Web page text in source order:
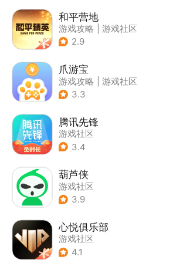
和平营地
游戏攻略
游戏社区
2.9
爪游宝
游戏攻略
游戏社区
3.3
腾讯先锋
游戏社区
3.4
葫芦侠
游戏社区
3.9
心悦俱乐部
游戏社区
4.1